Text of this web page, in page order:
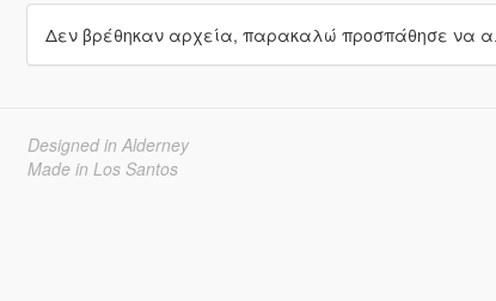
Δεν βρέθηκαν αρχεία, παρακαλώ προσπάθησε να
Designed in Alderney
Made in Los Santos